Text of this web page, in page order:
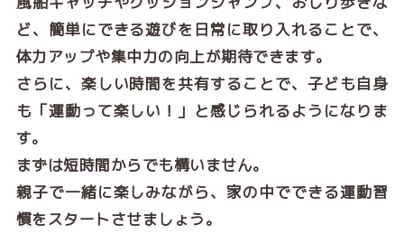
ど、簡単にできる遊びを日常に取り入れることで、
体力アップや集中力の向上が期待できます。
さらに、楽しい時間を共有することで、子ども自身
も「運動って楽しい！」と感じられるようになりま
す。
まずは短時間からでも構いません。
親子で一緒に楽しみながら、家の中でできる運動習
慣をスタートさせましょう。